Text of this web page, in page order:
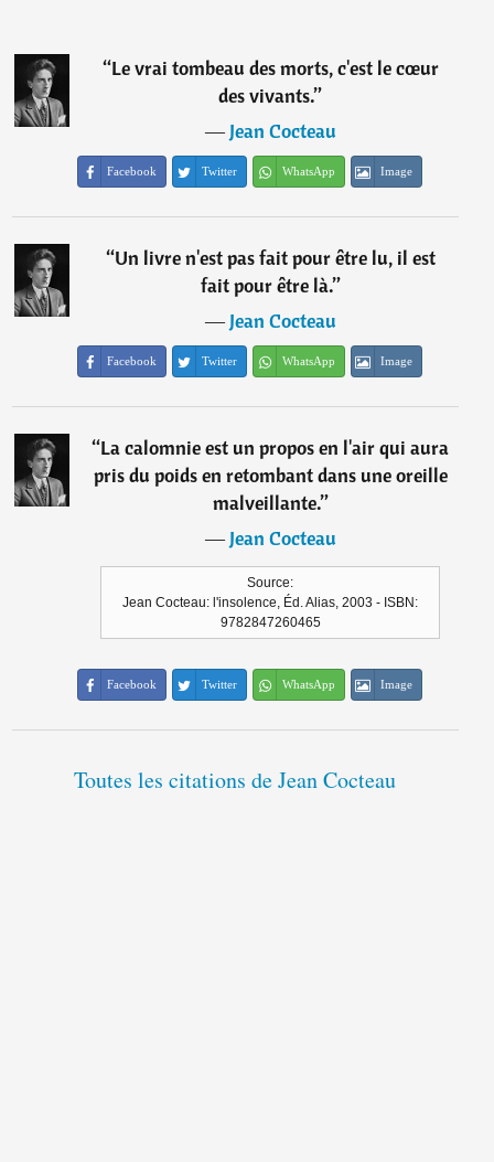
“Le vrai tombeau des morts, c'est le cœur
des vivants.”
―Jean Cocteau
Facebook Twitter WhatsApp Image
“Un livre n'est pas fait pour être lu, il est
fait pour être là.”
―Jean Cocteau
Facebook Twitter WhatsApp Image
“La calomnie est un propos en l'air qui aura
pris du poids en retombant dans une oreille
malveillante.”
―Jean Cocteau
Source:
Jean Cocteau: l'insolence, Éd. Alias, 2003 - ISBN:
9782847260465
Facebook Twitter WhatsApp Image
Toutes les citations de Jean Cocteau